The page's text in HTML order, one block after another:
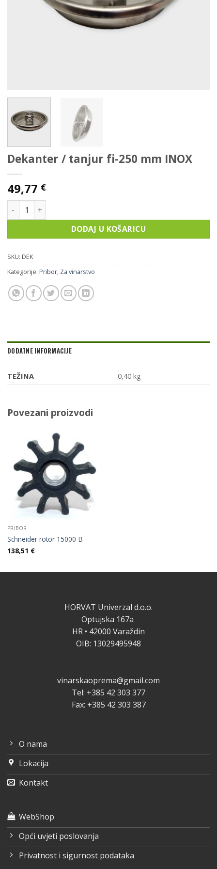
Dekanter / tanjur fi-250 mm INOX
49,77 €
Dekanter / tanjur fi-250 mm INOX količina
DODAJ U KOŠARICU
SKU: DEK
Kategorije: Pribor, Za vinarstvo
DODATNE INFORMACIJE
TEŽINA 0,40 kg
Povezani proizvodi
PRIBOR
Schneider rotor 15000-B
138,51 €
HORVAT Univerzal d.o.o.
Optujska 167a
HR • 42000 Varaždin
OIB: 13029495948
vinarskaoprema@gmail.com
Tel: +385 42 303 377
Fax: +385 42 303 387
O nama
Lokacija
Kontakt
WebShop
Opći uvjeti poslovanja
Privatnost i sigurnost podataka